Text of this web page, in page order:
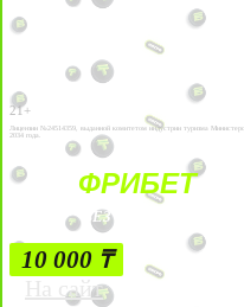
21+
Лицензии №24514359, выданной комитетом индустрии туризма
2034 года.
ФРИБЕТ
БЕЗ УСЛОВИЙ
10 000 ₸
На сайт